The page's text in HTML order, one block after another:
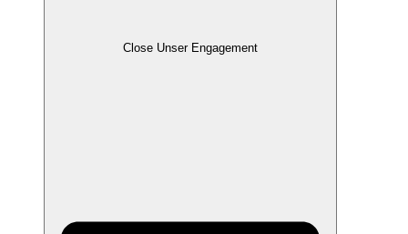
Close Unser Engagement